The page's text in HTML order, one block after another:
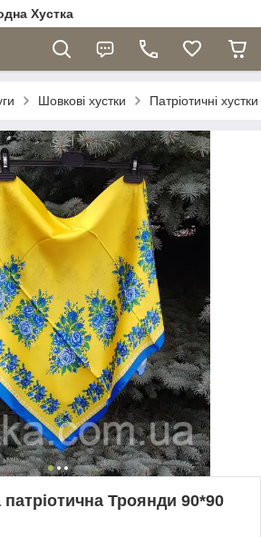
Хустка
Шовкові хустки Патріотичні
Троянди 90*90